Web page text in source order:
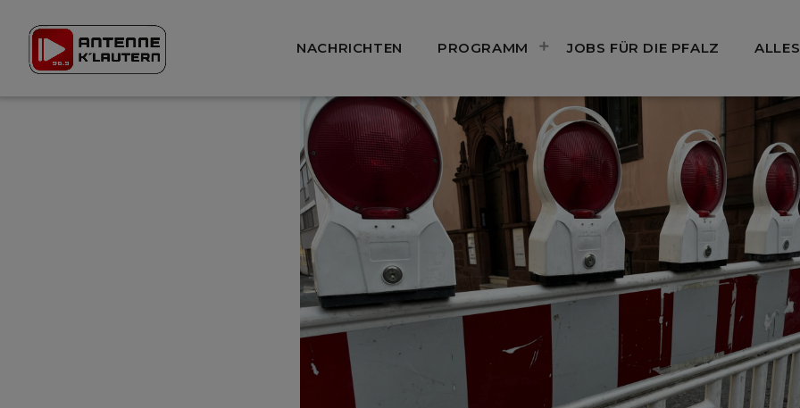
NACHRICHTEN PROGRAMM JOBS FÜR DIE PFALZ